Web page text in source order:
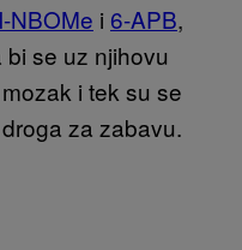
NBOMe i 6-APB,
se uz njihovu
i tek su se
za zabavu.